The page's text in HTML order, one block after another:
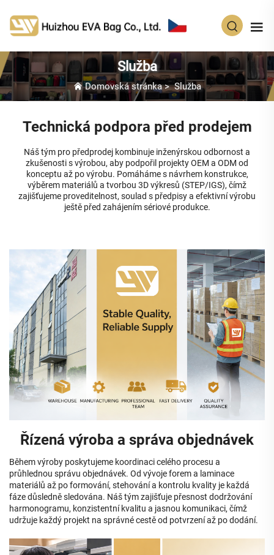
Služba
Domovská stránka>Služba
Technická podpora před prodejem
Náš tým pro předprodej kombinuje inženýrskou odbornost a
zkušenosti s výrobou, aby podpořil projekty OEM a ODM od
konceptu až po výrobu. Pomáháme s návrhem konstrukce,
výběrem materiálů a tvorbou 3D výkresů (STEP/IGS), čímž
zajišťujeme proveditelnost, soulad s předpisy a efektivní výrobu
ještě před zahájením sériové produkce.
Řízená výroba a správa objednávek
Během výroby poskytujeme koordinaci celého procesu a
průhlednou správu objednávek. Od vývoje forem a laminace
materiálů až po formování, stehování a kontrolu kvality je každá
fáze důsledně sledována. Náš tým zajišťuje přesnost dodržování
harmonogramu, konzistentní kvalitu a jasnou komunikaci, čímž
udržuje každý projekt na správné cestě od potvrzení až po dodání.